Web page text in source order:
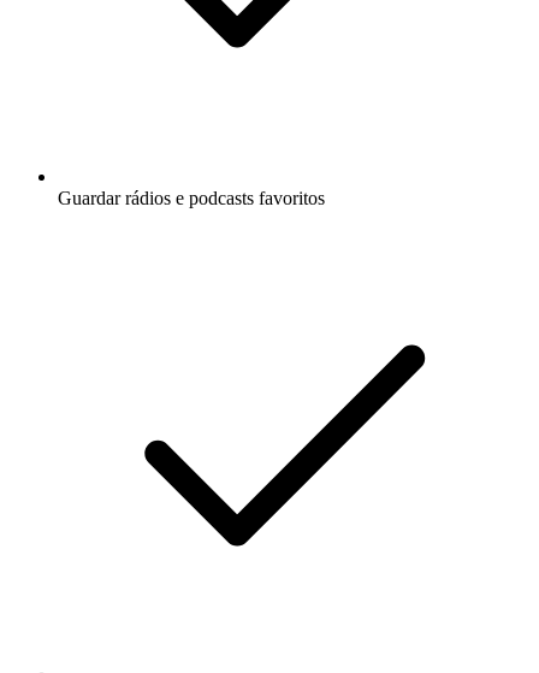
Guardar rádios e podcasts favoritos